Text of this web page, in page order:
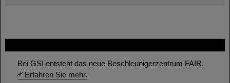
Bei GSI entsteht das neue Beschleunigerzentrum FAIR.
Erfahren Sie mehr.